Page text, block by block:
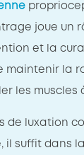
joue un
et la
maintenir la
les muscles
de luxation
il suffit dans